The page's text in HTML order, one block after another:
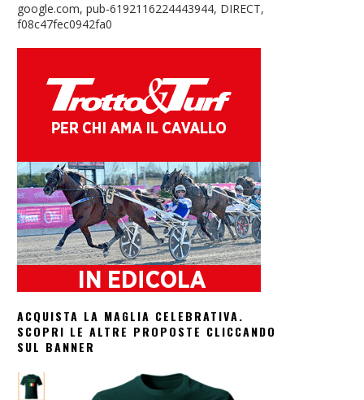
google.com, pub-6192116224443944, DIRECT,
f08c47fec0942fa0
ACQUISTA LA MAGLIA CELEBRATIVA.
SCOPRI LE ALTRE PROPOSTE CLICCANDO
SUL BANNER